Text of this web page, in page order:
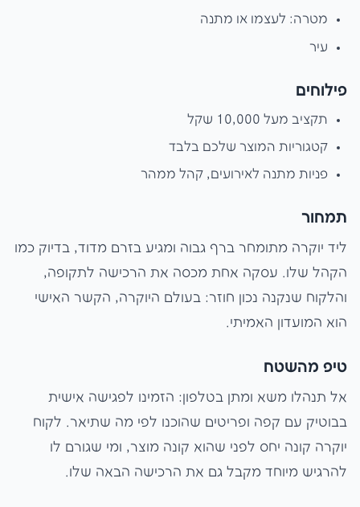
מטרה: לעצמו או מתנה
עיר
פילוחים
תקציב מעל 10,000 שקל
קטגוריות המוצר שלכם בלבד
פניות מתנה לאירועים, קהל ממהר
תמחור
ליד יוקרה מתומחר ברף גבוה ומגיע בזרם מדוד, בדיוק כמו
הקהל שלו. עסקה אחת מכסה את הרכישה לתקופה,
והלקוח שנקנה נכון חוזר: בעולם היוקרה, הקשר האישי
הוא המועדון האמיתי.
טיפ מהשטח
אל תנהלו משא ומתן בטלפון: הזמינו לפגישה אישית
בבוטיק עם קפה ופריטים שהוכנו לפי מה שתיאר. לקוח
יוקרה קונה יחס לפני שהוא קונה מוצר, ומי שגורם לו
להרגיש מיוחד מקבל גם את הרכישה הבאה שלו.